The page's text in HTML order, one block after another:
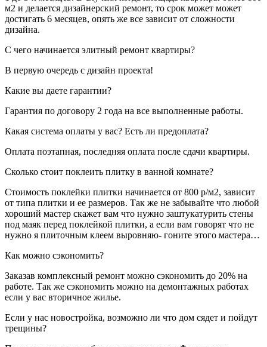
м2 и делается дизайнерский ремонт, то срок может может
достигать 6 месяцев, опять же все зависит от сложности
дизайна.
С чего начинается элитный ремонт квартиры?
В первую очередь с дизайн проекта!
Какие вы даете гарантии?
Гарантия по договору 2 года на все выполненные работы.
Какая система оплаты у вас? Есть ли предоплата?
Оплата поэтапная, последняя оплата после сдачи квартиры.
Сколько стоит поклеить плитку в ванной комнате?
Стоимость поклейки плитки начинается от 800 р/м2, зависит
от типа плитки и ее размеров. Так же не забывайте что любой
хороший мастер скажет вам что нужно заштукатурить стены
под маяк перед поклейкой плитки, а если вам говорят что не
нужно я плиточным клеем выровняю- гоните этого мастера…
Как можно сэкономить?
Заказав комплексный ремонт можно сэкономить до 20% на
работе. Так же сэкономить можно на демонтажных работах
если у вас вторичное жилье.
Если у нас новостройка, возможно ли что дом сядет и пойдут
трещины?